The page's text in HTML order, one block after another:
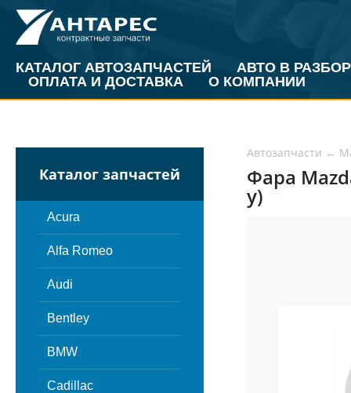
КАТАЛОГ АВТОЗАПЧАСТЕЙ
АВТО В РАЗБОР
ОПЛАТА И ДОСТАВКА
О КОМПАНИИ
Каталог запчастей
Acura
Alfa Romeo
Audi
Bentley
BMW
Cadillac
Автозапчасти ←
Фара
у)